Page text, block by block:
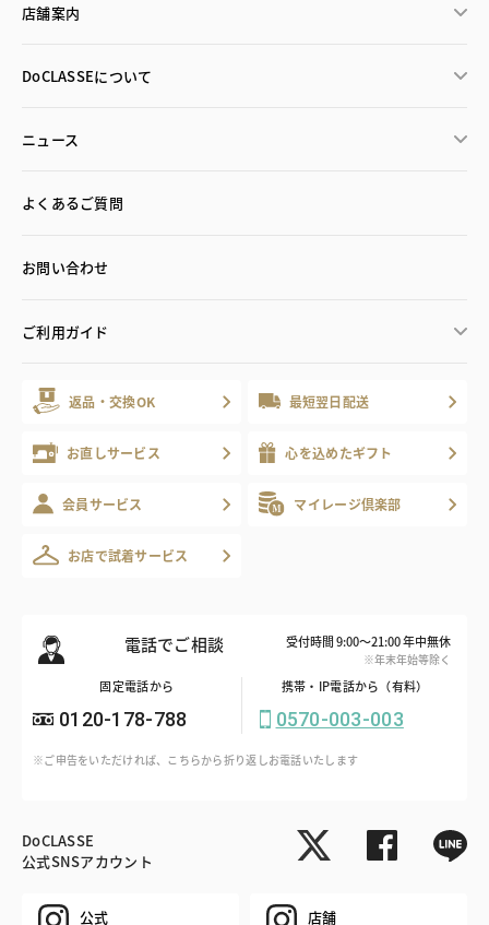
店舗案内
DoCLASSEについて
ニュース
よくあるご質問
お問い合わせ
ご利用ガイド
返品・交換OK 最短翌日配送
お直しサービス 心を込めたギフト
会員サービス マイレージ倶楽部
お店で試着サービス
電話でご相談 受付時間 9:00～21:00 年中無休
※年末年始等除く
固定電話から
0120-178-788
携帯・IP電話から（有料）
0570-003-003
※ご申告をいただければ、こちらから折り返しお電話いたします
DoCLASSE
公式SNSアカウント
公式 店舗